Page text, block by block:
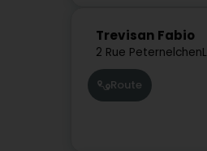
Trevisan Fabio
2 Rue Peternelchen
Route